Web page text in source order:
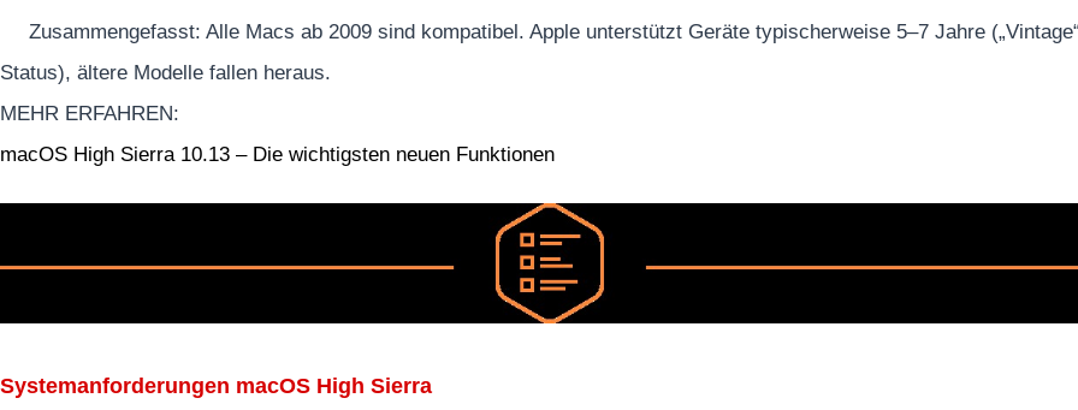
Zusammengefasst: Alle Macs ab 2009 sind kompatibel. Apple unterstützt Geräte typischerweise 5–7 Jahre
Status), ältere Modelle fallen heraus.
MEHR ERFAHREN:
macOS High Sierra 10.13 – Die wichtigsten neuen Funktionen
Systemanforderungen macOS High Sierra